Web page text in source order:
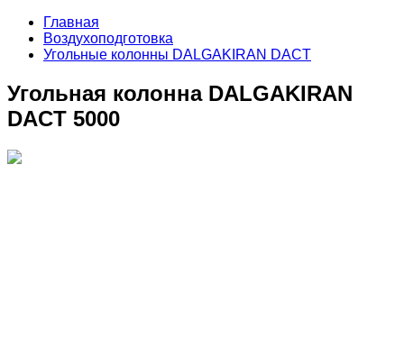
Главная
Воздухоподготовка
Угольные колонны DALGAKIRAN DACT
Угольная колонна DALGAKIRAN
DACT 5000